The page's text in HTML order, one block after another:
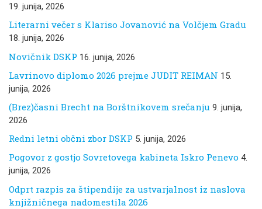
19. junija, 2026
Literarni večer s Klariso Jovanović na Volčjem Gradu
18. junija, 2026
Novičnik DSKP 16. junija, 2026
Lavrinovo diplomo 2026 prejme JUDIT REIMAN 15.
junija, 2026
(Brez)časni Brecht na Borštnikovem srečanju 9. junija,
2026
Redni letni občni zbor DSKP 5. junija, 2026
Pogovor z gostjo Sovretovega kabineta Iskro Penevo 4.
junija, 2026
Odprt razpis za štipendije za ustvarjalnost iz naslova
knjižničnega nadomestila 2026